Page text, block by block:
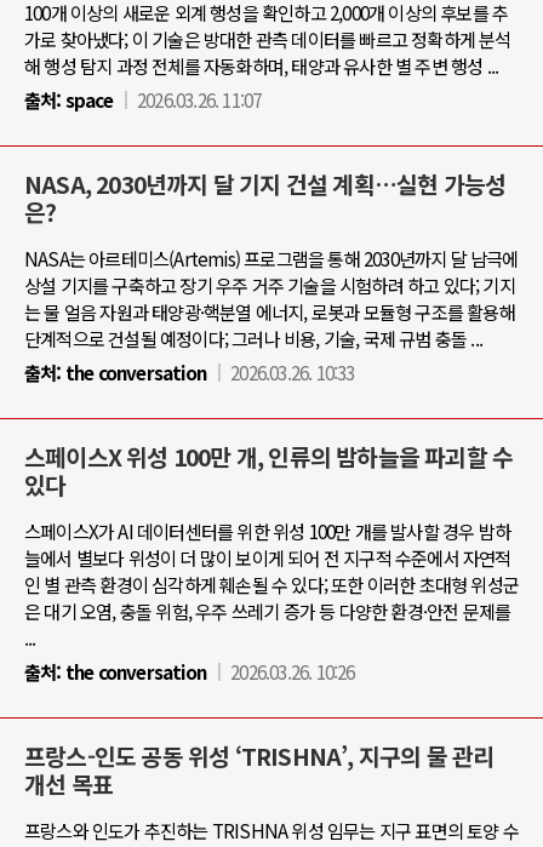
100개 이상의 새로운 외계 행성을 확인하고 2,000개 이상의 후보를 추
가로 찾아냈다; 이 기술은 방대한 관측 데이터를 빠르고 정확하게 분석
해 행성 탐지 과정 전체를 자동화하며, 태양과 유사한 별 주변 행성 ...
출처:space 2026.03.26. 11:07
NASA, 2030년까지 달 기지 건설 계획…실현 가능성
은?
NASA는 아르테미스(Artemis) 프로그램을 통해 2030년까지 달 남극에
상설 기지를 구축하고 장기 우주 거주 기술을 시험하려 하고 있다; 기지
는 물 얼음 자원과 태양광·핵분열 에너지, 로봇과 모듈형 구조를 활용해
단계적으로 건설될 예정이다; 그러나 비용, 기술, 국제 규범 충돌 ...
출처: the conversation 2026.03.26. 10:33
스페이스X 위성 100만 개, 인류의 밤하늘을 파괴할 수
있다
스페이스X가 AI 데이터센터를 위한 위성 100만 개를 발사할 경우 밤하
늘에서 별보다 위성이 더 많이 보이게 되어 전 지구적 수준에서 자연적
인 별 관측 환경이 심각하게 훼손될 수 있다; 또한 이러한 초대형 위성군
은 대기 오염, 충돌 위험, 우주 쓰레기 증가 등 다양한 환경·안전 문제를
...
출처: the conversation 2026.03.26. 10:26
프랑스-인도 공동 위성 ‘TRISHNA’, 지구의 물 관리
개선 목표
프랑스와 인도가 추진하는 TRISHNA 위성 임무는 지구 표면의 토양 수